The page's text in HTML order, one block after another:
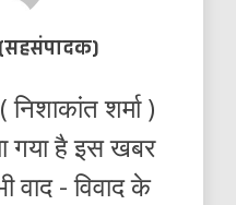
(सहसंपादक)
शर्मा )
गया है इस खबर
वाद - विवाद के